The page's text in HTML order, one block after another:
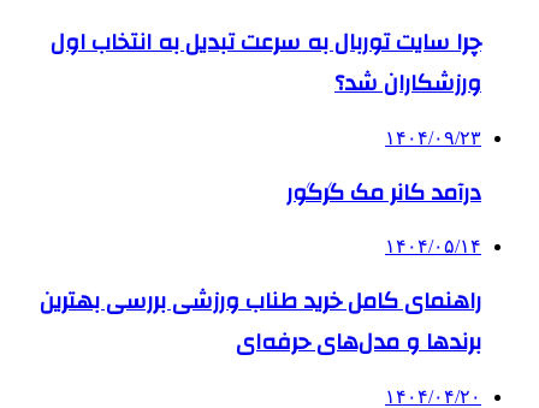
چرا سایت توربال به ‌سرعت تبدیل به انتخاب اول
ورزشکاران شد؟
۱۴۰۴/۰۹/۲۳
درآمد کانر مک گرگور
۱۴۰۴/۰۵/۱۴
راهنمای کامل خرید طناب ورزشی بررسی بهترین
برندها و مدل‌های حرفه‌ای
۱۴۰۴/۰۴/۲۰